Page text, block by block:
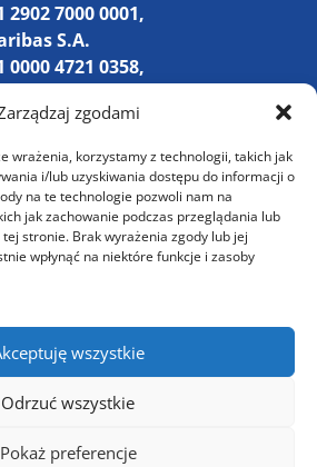
zgodami
wrażenia, korzystamy z technologii, takich jak
i/lub uzyskiwania dostępu do informacji o
na te technologie pozwoli nam na
jak zachowanie podczas przeglądania lub
stronie. Brak wyrażenia zgody lub jej
wpłynąć na niektóre funkcje i zasoby
wszystkie
Odrzuć wszystkie
Pokaż preferencje
2902 7000 0001,
S.A.
0000 4721 0358,
PITax.ploraz IWOP jest
"PITax.pl dla OPP".
Dignitas Dolentium